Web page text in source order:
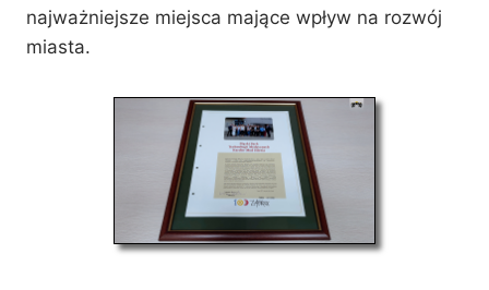
najważniejsze miejsca mające wpływ na rozwój
miasta.